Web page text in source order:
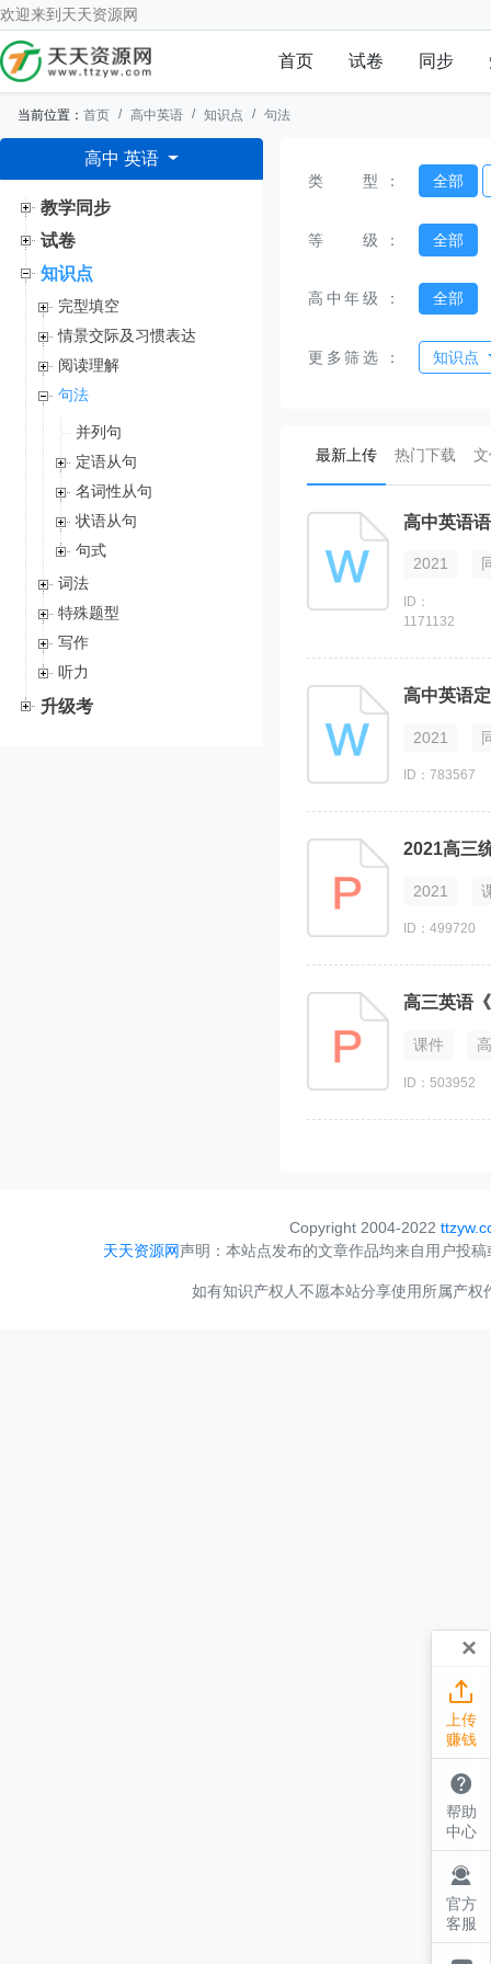
欢迎来到 天天资源网
首页 试卷 同步
当前位置： 首页 高中英语 知识点 句法
高中 英语
教学同步
试卷
知识点
完型填空
情景交际及习惯表达
阅读理解
句法
并列句
定语从句
名词性从句
状语从句
句式
词法
特殊题型
写作
听力
升级考
类型 ： 全部
等级 ： 全部
高中年级 ： 全部
更多筛选 ： 知识点
最新上传(current)
热门下载
高中英语
2021
ID：
1171132
高中英语
2021
ID：783567
2021
ID：499720
高三英语
课件
ID：503952
Copyright 2004-2022
天天资源网声明：本站点发布的文章作品均来自用户投
如有知识产权人不愿本站分享使用所属产
×

上传
赚钱

帮助
中心

官方
客服